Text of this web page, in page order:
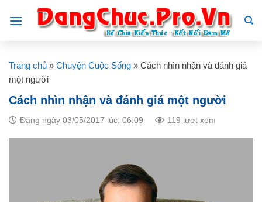
Trang chủ » Chuyện Cuộc Sống » Cách nhìn nhận và đánh giá
một người
Cách nhìn nhận và đánh giá một người
Đăng ngày 03/05/2017 lúc: 06:09 119 lượt xem